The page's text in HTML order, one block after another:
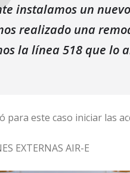
instalamos un
realizado una
la línea 518 que lo
para este caso iniciar las
EXTERNAS AIR-E